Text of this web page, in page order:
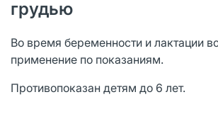
грудью
Во время беременности и лактации
применение по показаниям.
Противопоказан детям до 6 лет.